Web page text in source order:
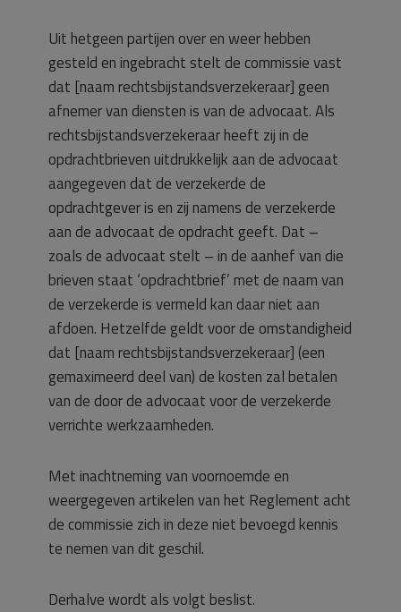
Uit hetgeen partijen over en weer hebben
gesteld en ingebracht stelt de commissie vast
dat [naam rechtsbijstandsverzekeraar] geen
afnemer van diensten is van de advocaat. Als
rechtsbijstandsverzekeraar heeft zij in de
opdrachtbrieven uitdrukkelijk aan de advocaat
aangegeven dat de verzekerde de
opdrachtgever is en zij namens de verzekerde
aan de advocaat de opdracht geeft. Dat –
zoals de advocaat stelt – in de aanhef van die
brieven staat ‘opdrachtbrief’ met de naam van
de verzekerde is vermeld kan daar niet aan
afdoen. Hetzelfde geldt voor de omstandigheid
dat [naam rechtsbijstandsverzekeraar] (een
gemaximeerd deel van) de kosten zal betalen
van de door de advocaat voor de verzekerde
verrichte werkzaamheden.
Met inachtneming van voornoemde en
weergegeven artikelen van het Reglement acht
de commissie zich in deze niet bevoegd kennis
te nemen van dit geschil.
Derhalve wordt als volgt beslist.